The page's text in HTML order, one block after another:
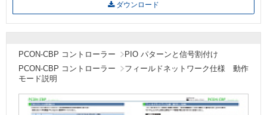
ダウンロード
PCON-CBP コントローラー
PIO パターンと信号割付け
PCON-CBP コントローラー
フィールドネットワーク仕様 動作
モード説明